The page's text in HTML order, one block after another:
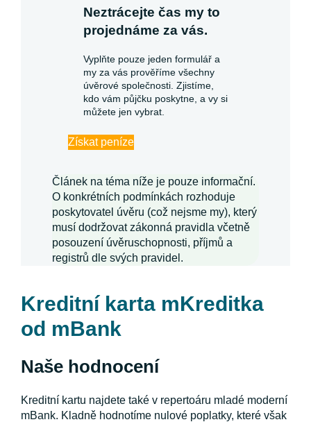
Neztrácejte čas my to
projednáme za vás.
Vyplňte pouze jeden formulář a
my za vás prověříme všechny
úvěrové společnosti. Zjistíme,
kdo vám půjčku poskytne, a vy si
můžete jen vybrat.
Získat peníze
Článek na téma níže je pouze informační.
O konkrétních podmínkách rozhoduje
poskytovatel úvěru (což nejsme my), který
musí dodržovat zákonná pravidla včetně
posouzení úvěruschopnosti, příjmů a
registrů dle svých pravidel.
Kreditní karta mKreditka
od mBank
Naše hodnocení
Kreditní kartu najdete také v repertoáru mladé moderní
mBank. Kladně hodnotíme nulové poplatky, které však